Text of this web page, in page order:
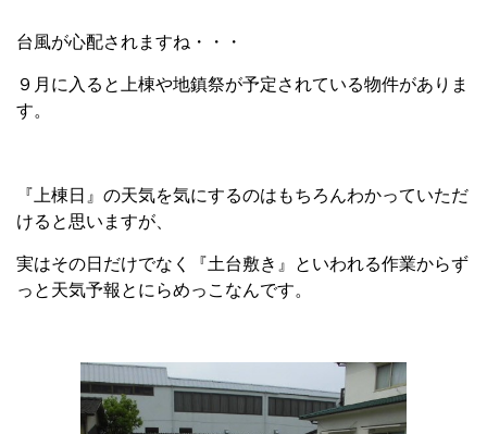
台風が心配されますね・・・
９月に入ると上棟や地鎮祭が予定されている物件がありま
す。
『上棟日』の天気を気にするのはもちろんわかっていただ
けると思いますが、
実はその日だけでなく『土台敷き』といわれる作業からず
っと天気予報とにらめっこなんです。